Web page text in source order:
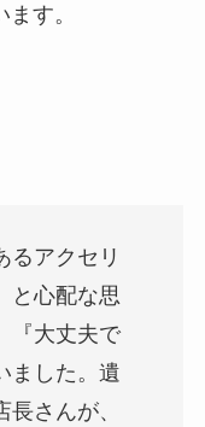
す。
るアクセリ
と心配な思
『大丈夫で
ました。遺
さんが、